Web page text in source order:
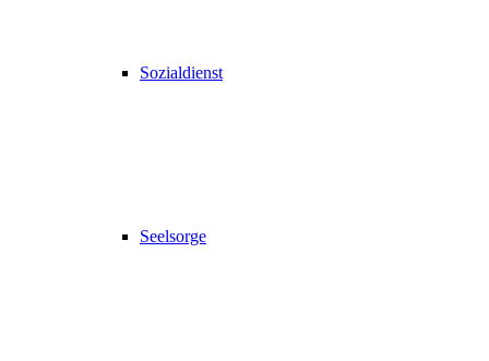
Sozialdienst
Seelsorge